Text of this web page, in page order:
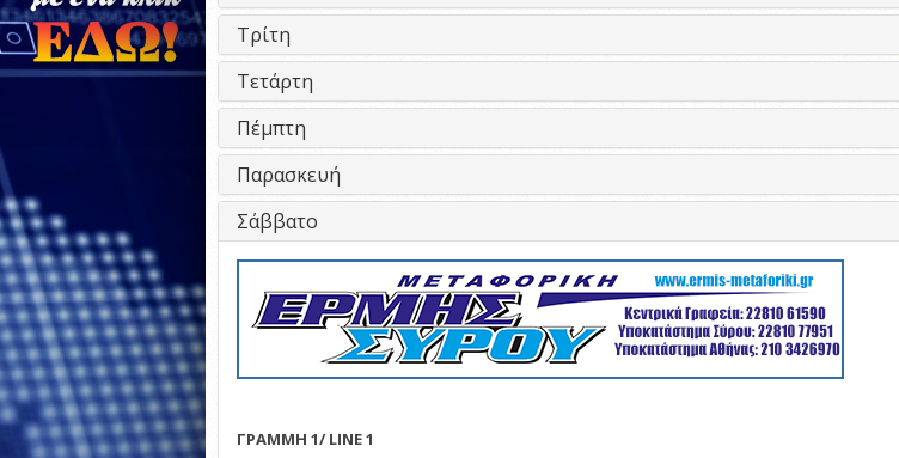
Τρίτη
Τετάρτη
Πέμπτη
Παρασκευή
Σάββατο
ΓΡΑΜΜΗ 1/ LINE 1